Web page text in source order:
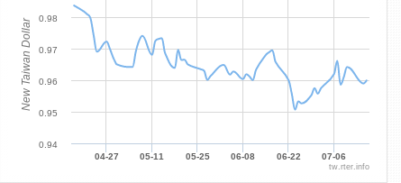
New Taiwan Dollar
04-27 05-11 05-25 06-08 06-22 07-06
0.94
0.95
0.96
0.97
0.98
tw.rter.info